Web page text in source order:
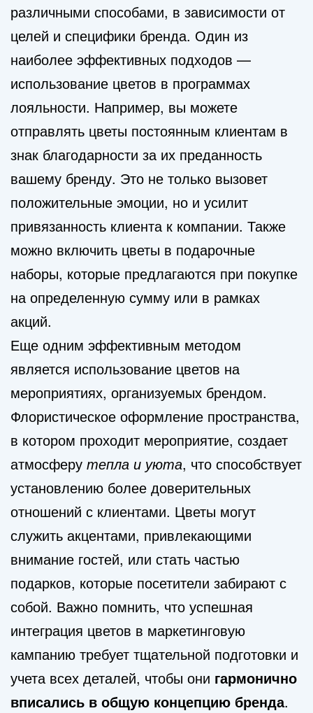
различными способами, в зависимости от
целей и специфики бренда. Один из
наиболее эффективных подходов —
использование цветов в программах
лояльности. Например, вы можете
отправлять цветы постоянным клиентам в
знак благодарности за их преданность
вашему бренду. Это не только вызовет
положительные эмоции, но и усилит
привязанность клиента к компании. Также
можно включить цветы в подарочные
наборы, которые предлагаются при покупке
на определенную сумму или в рамках
акций.
Еще одним эффективным методом
является использование цветов на
мероприятиях, организуемых брендом.
Флористическое оформление пространства,
в котором проходит мероприятие, создает
атмосферу тепла и уюта, что способствует
установлению более доверительных
отношений с клиентами. Цветы могут
служить акцентами, привлекающими
внимание гостей, или стать частью
подарков, которые посетители забирают с
собой. Важно помнить, что успешная
интеграция цветов в маркетинговую
кампанию требует тщательной подготовки и
учета всех деталей, чтобы они гармонично
вписались в общую концепцию бренда.